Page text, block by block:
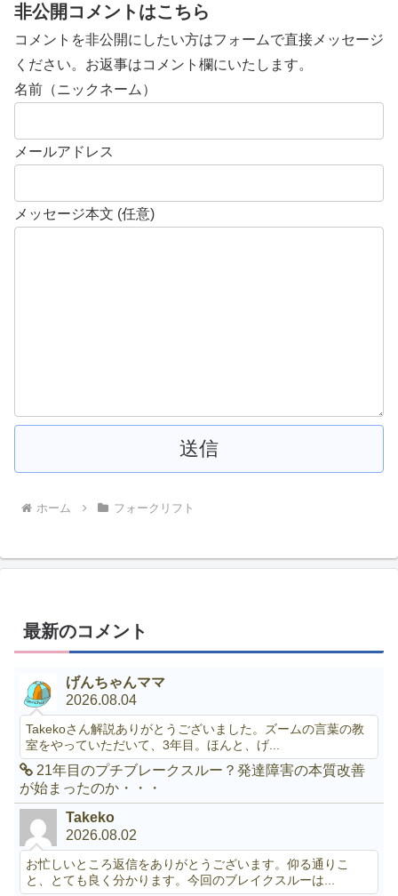
非公開コメントはこちら
コメントを非公開にしたい方はフォームで直接メッセージ
ください。お返事はコメント欄にいたします。
名前（ニックネーム）
メールアドレス
メッセージ本文 (任意)
ホーム フォークリフト
最新のコメント
げんちゃんママ
2026.08.04
Takekoさん解説ありがとうございました。ズームの言葉の教
室をやっていただいて、3年目。ほんと、げ...
21年目のプチブレークスルー？発達障害の本質改善
が始まったのか・・・
Takeko
2026.08.02
お忙しいところ返信をありがとうございます。仰る通りこ
と、とても良く分かります。今回のブレイクスルーは...